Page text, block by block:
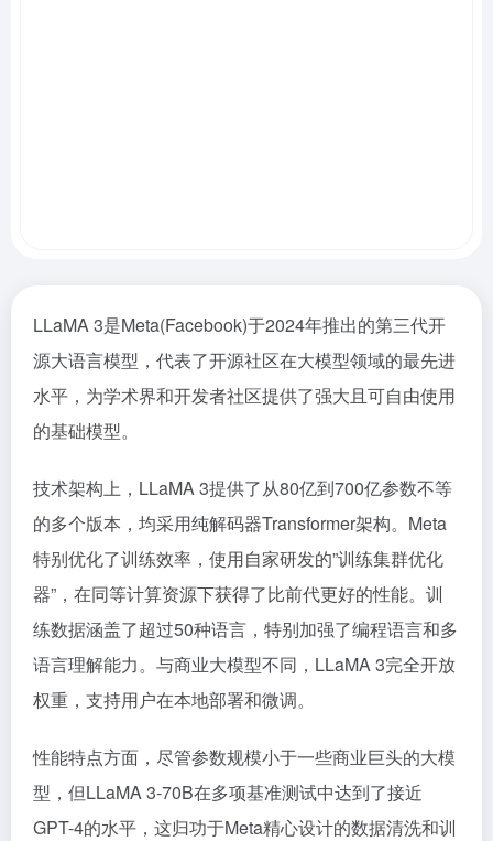
LLaMA 3是Meta(Facebook)于2024年推出的第三代开
源大语言模型，代表了开源社区在大模型领域的最先进
水平，为学术界和开发者社区提供了强大且可自由使用
的基础模型。
技术架构上，LLaMA 3提供了从80亿到700亿参数不等
的多个版本，均采用纯解码器Transformer架构。Meta
特别优化了训练效率，使用自家研发的”训练集群优化
器”，在同等计算资源下获得了比前代更好的性能。训
练数据涵盖了超过50种语言，特别加强了编程语言和多
语言理解能力。与商业大模型不同，LLaMA 3完全开放
权重，支持用户在本地部署和微调。
性能特点方面，尽管参数规模小于一些商业巨头的大模
型，但LLaMA 3-70B在多项基准测试中达到了接近
GPT-4的水平，这归功于Meta精心设计的数据清洗和训